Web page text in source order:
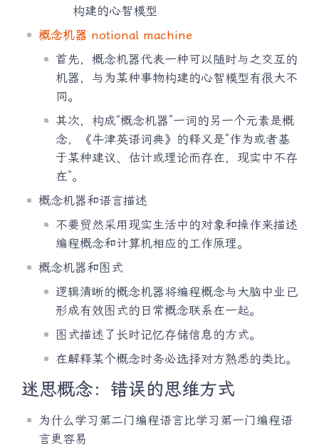
构建的心智模型
概念机器 notional machine
首先，概念机器代表一种可以随时与之交互的
机器，与为某种事物构建的心智模型有很大不
同。
其次，构成“概念机器”一词的另一个元素是概
念，《牛津英语词典》的释义是“作为或者基
于某种建议、估计或理论而存在，现实中不存
在”。
概念机器和语言描述
不要贸然采用现实生活中的对象和操作来描述
编程概念和计算机相应的工作原理。
概念机器和图式
逻辑清晰的概念机器将编程概念与大脑中业已
形成有效图式的日常概念联系在一起。
图式描述了长时记忆存储信息的方式。
在解释某个概念时务必选择对方熟悉的类比。
迷思概念：错误的思维方式
为什么学习第二门编程语言比学习第一门编程语
言更容易